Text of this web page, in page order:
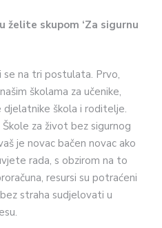
želite skupom ‘Za sigurnu
se na tri postulata. Prvo,
školama za učenike,
škola i roditelje.
za život bez sigurnog
je novac bačen novac ako
rada, s obzirom na to
resursi su potraćeni
straha sudjelovati u